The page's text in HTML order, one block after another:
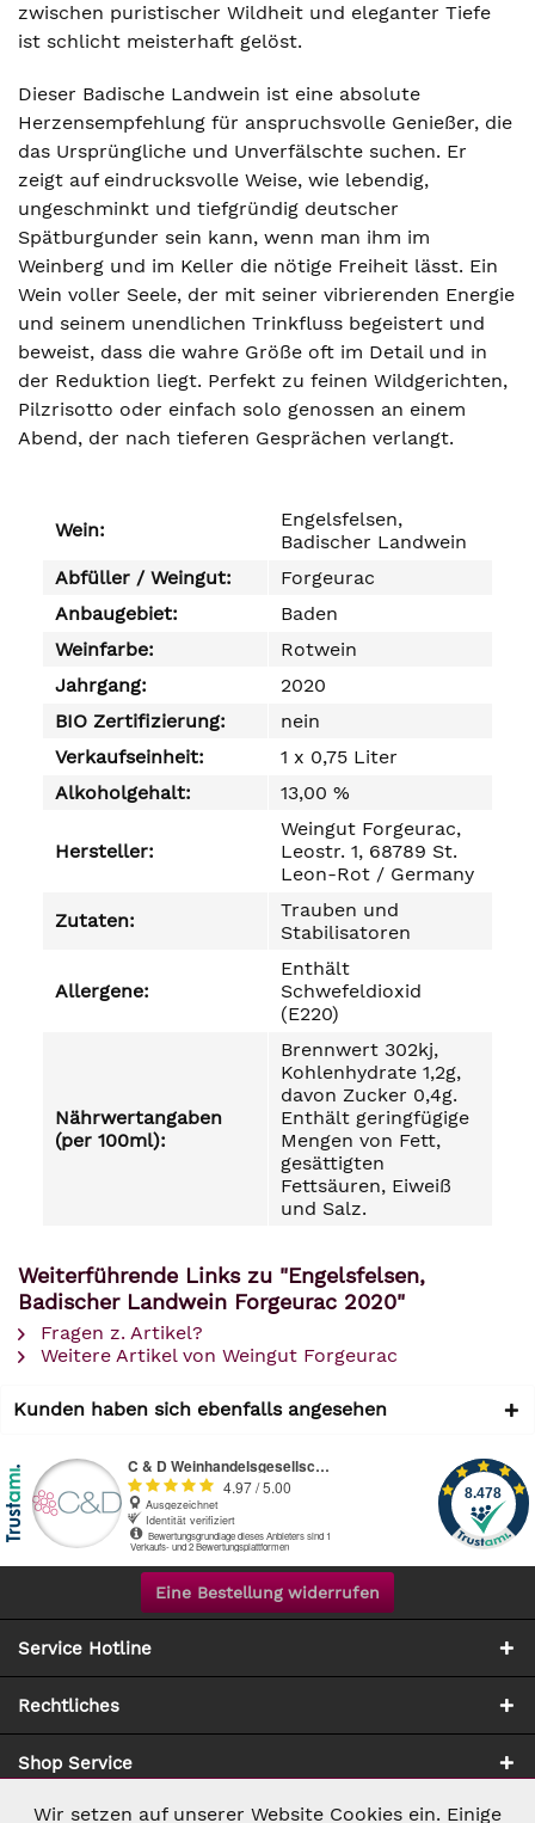
zwischen puristischer Wildheit und eleganter Tiefe
ist schlicht meisterhaft gelöst.
Dieser Badische Landwein ist eine absolute
Herzensempfehlung für anspruchsvolle Genießer, die
das Ursprüngliche und Unverfälschte suchen. Er
zeigt auf eindrucksvolle Weise, wie lebendig,
ungeschminkt und tiefgründig deutscher
Spätburgunder sein kann, wenn man ihm im
Weinberg und im Keller die nötige Freiheit lässt. Ein
Wein voller Seele, der mit seiner vibrierenden Energie
und seinem unendlichen Trinkfluss begeistert und
beweist, dass die wahre Größe oft im Detail und in
der Reduktion liegt. Perfekt zu feinen Wildgerichten,
Pilzrisotto oder einfach solo genossen an einem
Abend, der nach tieferen Gesprächen verlangt.
Wein:
Engelsfelsen,
Badischer Landwein
Abfüller / Weingut:
Forgeurac
Anbaugebiet:
Baden
Weinfarbe:
Rotwein
Jahrgang:
2020
BIO Zertifizierung:
nein
Verkaufseinheit:
1 x 0,75 Liter
Alkoholgehalt:
13,00 %
Hersteller:
Weingut Forgeurac,
Leostr. 1, 68789 St.
Leon-Rot / Germany
Zutaten:
Trauben und
Stabilisatoren
Allergene:
Enthält
Schwefeldioxid
(E220)
Nährwertangaben
(per 100ml):
Brennwert 302kj,
Kohlenhydrate 1,2g,
davon Zucker 0,4g.
Enthält geringfügige
Mengen von Fett,
gesättigten
Fettsäuren, Eiweiß
und Salz.
Weiterführende Links zu "Engelsfelsen,
Badischer Landwein Forgeurac 2020"
Fragen z. Artikel?
Weitere Artikel von Weingut Forgeurac
Kunden haben sich ebenfalls angesehen
Eine Bestellung widerrufen
Service Hotline
Rechtliches
Shop Service
Notwendig Aktiv
Wir setzen auf unserer Website Cookies ein. Einige